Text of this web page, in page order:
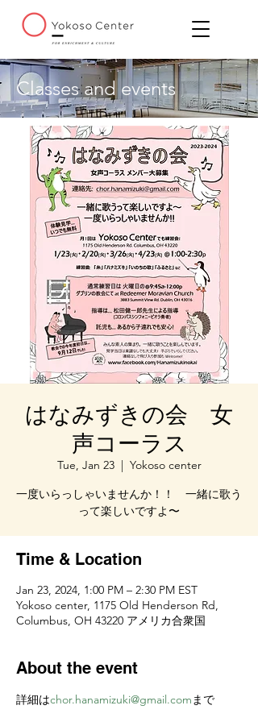
Classes and events
はなみずきの会 女
声コーラス
Tue, Jan 23
  |
Yokoso center
一度いらっしゃいませんか！！ 一緒に歌う
って楽しいですよ〜
Time & Location
Jan 23, 2024, 1:00 PM – 2:30 PM EST
Yokoso center, 1175 Old Henderson Rd,
Columbus, OH 43220 アメリカ合衆国
About the event
詳細はchor.hanamizuki@gmail.comまで